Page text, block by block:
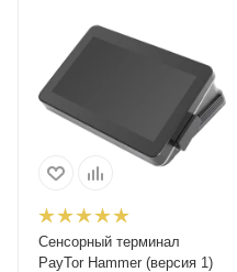
Сенсорный терминал
PayTor Hammer (версия 1)